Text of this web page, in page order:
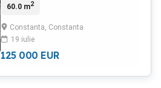
Rezident,mobilat.Strada Smaraldului
60.0 m2
Constanta, Constanta
19 iulie
125 000 EUR